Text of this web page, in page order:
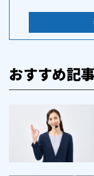
おすすめ記